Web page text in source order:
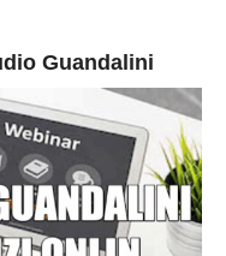
Guandalini